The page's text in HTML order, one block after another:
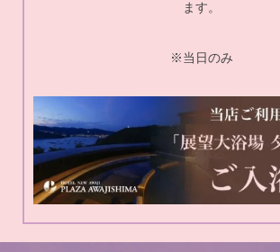
ます。
※当日のみ